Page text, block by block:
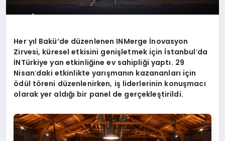
Her yıl Bakü’de düzenlenen INMerge İnovasyon
Zirvesi, küresel etkisini genişletmek için İstanbul’da
İNTürkiye yan etkinliğine ev sahipliği yaptı. 29
Nisan’daki etkinlikte yarışmanın kazananları için
ödül töreni düzenlenirken, iş liderlerinin konuşmacı
olarak yer aldığı bir panel de gerçekleştirildi.